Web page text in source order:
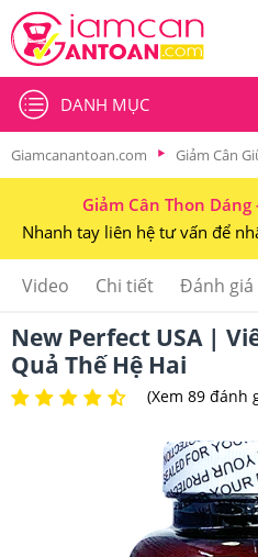
DANH MỤC
Giamcanantoan.com Giảm Cân
Giảm Cân Thon
Nhanh tay liên hệ tư vấn để
Video Chi tiết Đánh giá
New Perfect USA |
Quả Thế Hệ Hai
(Xem 89 đánh